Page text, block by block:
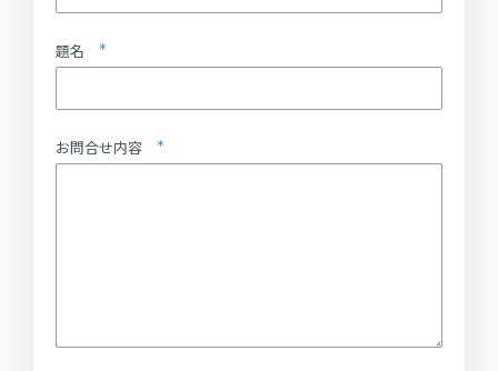
題名
お問合せ内容